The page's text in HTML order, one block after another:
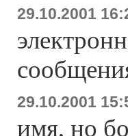
29.10.2001
29.10.2001
имя, но